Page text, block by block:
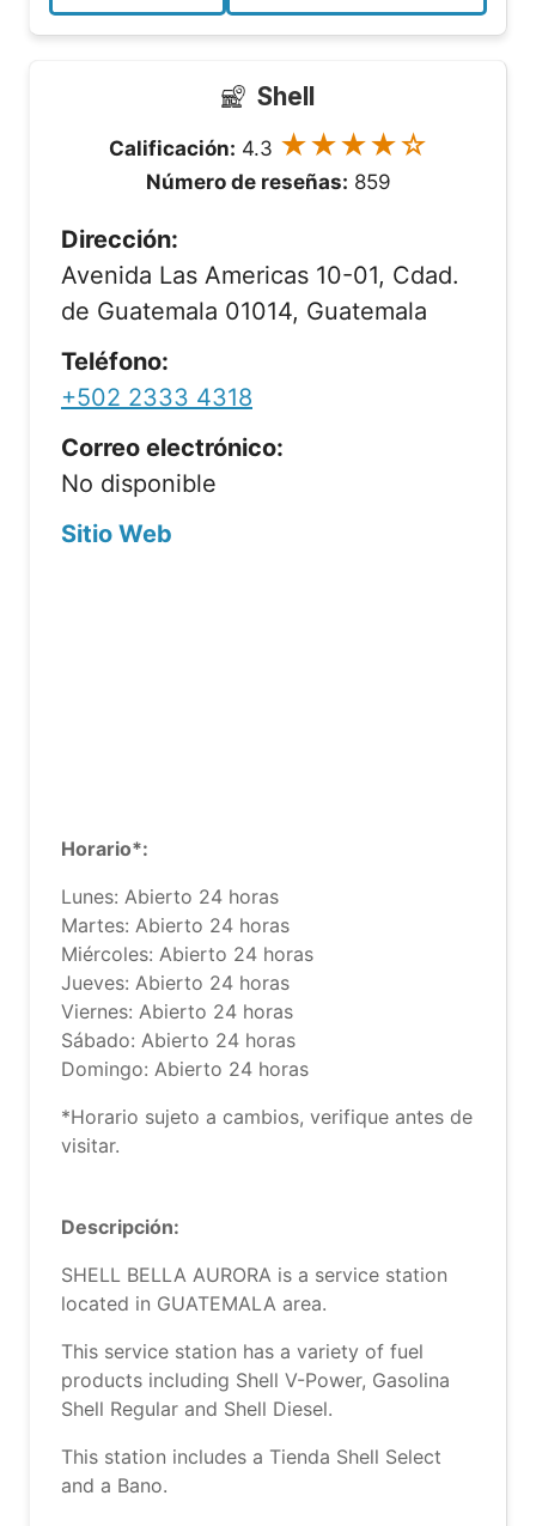
Shell
Calificación: 4.3 ★★★★☆
Número de reseñas: 859
Dirección:
Avenida Las Americas 10-01, Cdad.
de Guatemala 01014, Guatemala
Teléfono:
+502 2333 4318
Correo electrónico:
No disponible
Sitio Web
Horario*:
Lunes: Abierto 24 horas
Martes: Abierto 24 horas
Miércoles: Abierto 24 horas
Jueves: Abierto 24 horas
Viernes: Abierto 24 horas
Sábado: Abierto 24 horas
Domingo: Abierto 24 horas
*Horario sujeto a cambios, verifique antes de
visitar.
Descripción:
SHELL BELLA AURORA is a service station
located in GUATEMALA area.
This service station has a variety of fuel
products including Shell V-Power, Gasolina
Shell Regular and Shell Diesel.
This station includes a Tienda Shell Select
and a Bano.